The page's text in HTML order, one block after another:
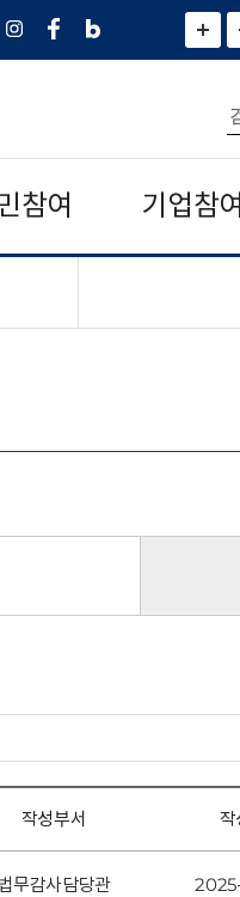
인
페
네
그
)
화
면
색
참여 기업참여
작성부서 작
무감사담당관